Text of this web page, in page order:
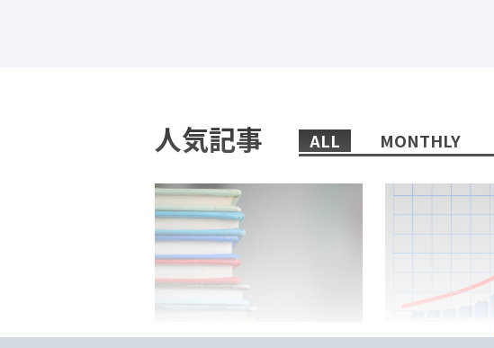
人気記事 ALL MONTHLY